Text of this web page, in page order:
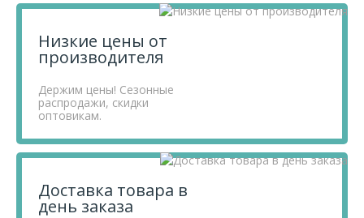
Низкие цены от
производителя
Держим цены! Сезонные
распродажи, скидки
оптовикам.
Доставка товара в
день заказа